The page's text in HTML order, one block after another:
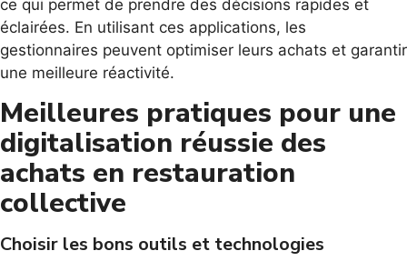
ce qui permet de prendre des décisions rapides et
éclairées. En utilisant ces applications, les
gestionnaires peuvent optimiser leurs achats et garantir
une meilleure réactivité.
Meilleures pratiques pour une
digitalisation réussie des
achats en restauration
collective
Choisir les bons outils et technologies